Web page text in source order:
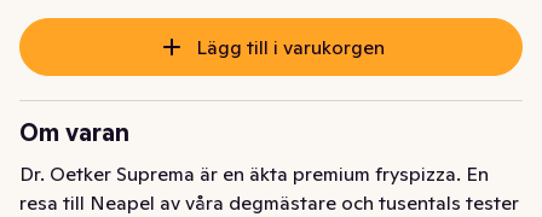
Lägg till i varukorgen
Om varan
Dr. Oetker Suprema är en äkta premium fryspizza. En
resa till Neapel av våra degmästare och tusentals tester